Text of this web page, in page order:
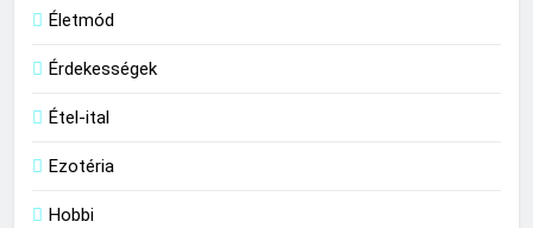
Életmód
Érdekességek
Étel-ital
Ezotéria
Hobbi